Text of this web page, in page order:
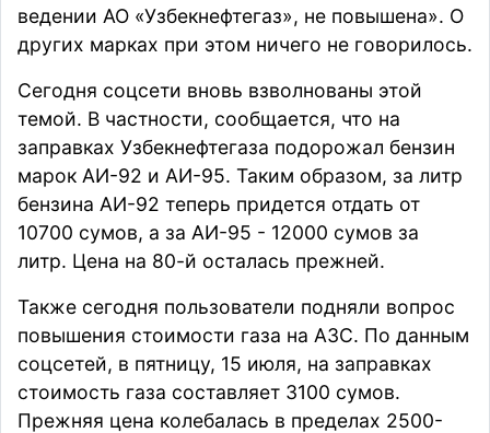
ведении АО «Узбекнефтегаз», не повышена». О
других марках при этом ничего не говорилось.
Сегодня соцсети вновь взволнованы этой
темой. В частности, сообщается, что на
заправках Узбекнефтегаза подорожал бензин
марок АИ-92 и АИ-95. Таким образом, за литр
бензина АИ-92 теперь придется отдать от
10700 сумов, а за АИ-95 - 12000 сумов за
литр. Цена на 80-й осталась прежней.
Также сегодня пользователи подняли вопрос
повышения стоимости газа на АЗС. По данным
соцсетей, в пятницу, 15 июля, на заправках
стоимость газа составляет 3100 сумов.
Прежняя цена колебалась в пределах 2500-